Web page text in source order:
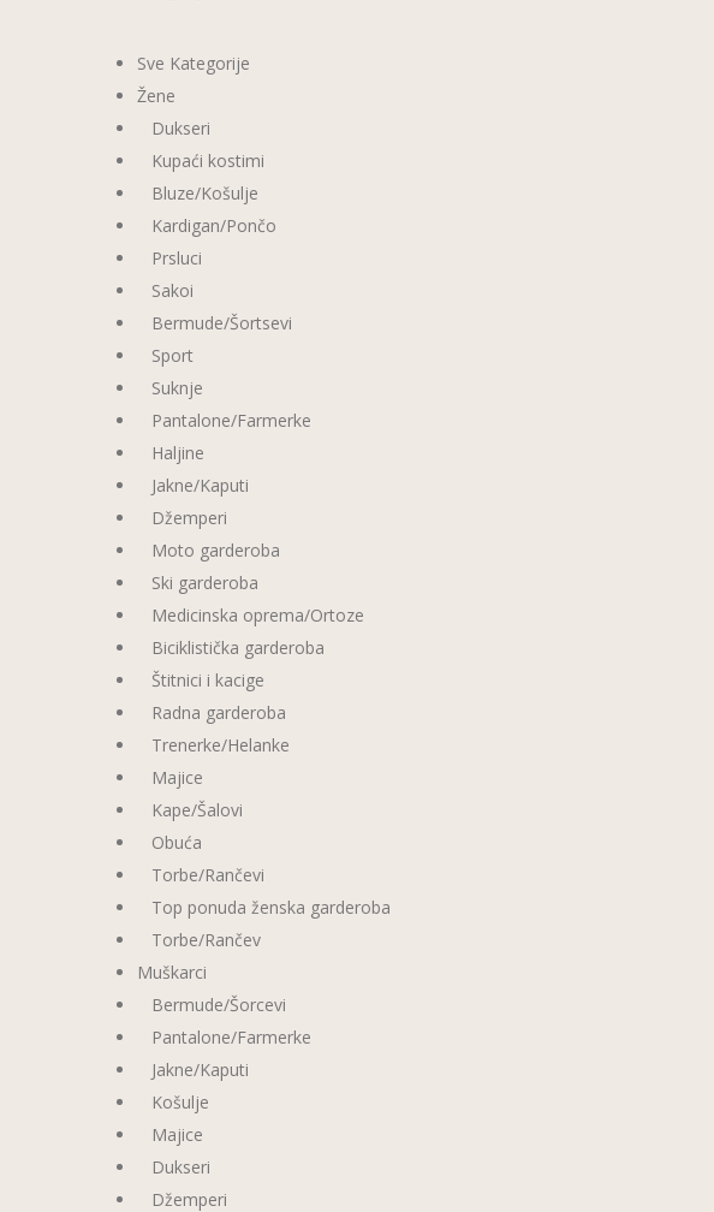
Sve Kategorije
Žene
Dukseri
Kupaći kostimi
Bluze/Košulje
Kardigan/Pončo
Prsluci
Sakoi
Bermude/Šortsevi
Sport
Suknje
Pantalone/Farmerke
Haljine
Jakne/Kaputi
Džemperi
Moto garderoba
Ski garderoba
Medicinska oprema/Ortoze
Biciklistička garderoba
Štitnici i kacige
Radna garderoba
Trenerke/Helanke
Majice
Kape/Šalovi
Obuća
Torbe/Rančevi
Top ponuda ženska garderoba
Torbe/Rančev
Muškarci
Bermude/Šorcevi
Pantalone/Farmerke
Jakne/Kaputi
Košulje
Majice
Dukseri
Džemperi